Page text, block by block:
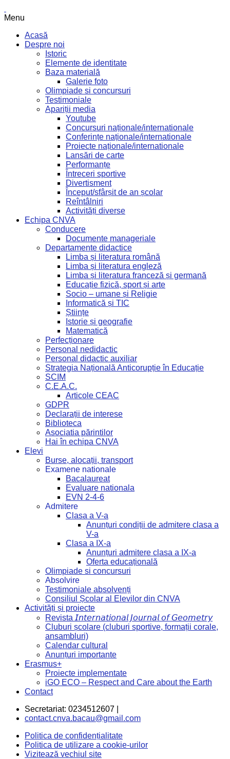
Menu
Acasă
Despre noi
Istoric
Elemente de identitate
Baza materială
Galerie foto
Olimpiade si concursuri
Testimoniale
Apariții media
Youtube
Concursuri naționale/internationale
Conferințe naționale/internationale
Proiecte naționale/internationale
Lansări de carte
Performanțe
Întreceri sportive
Divertisment
Început/sfârșit de an școlar
Reîntâlniri
Activități diverse
Echipa CNVA
Conducere
Documente manageriale
Departamente didactice
Limba și literatura română
Limba și literatura engleză
Limba și literatura franceză și germană
Educație fizică, sport și arte
Socio – umane și Religie
Informatică și TIC
Științe
Istorie și geografie
Matematică
Perfecționare
Personal nedidactic
Personal didactic auxiliar
Strategia Națională Anticorupție în Educație
SCIM
C.E.A.C.
Articole CEAC
GDPR
Declarații de interese
Biblioteca
Asociatia părintilor
Hai în echipa CNVA
Elevi
Burse, alocații, transport
Examene nationale
Bacalaureat
Evaluare nationala
EVN 2-4-6
Admitere
Clasa a V-a
Anunțuri condiții de admitere clasa a
V-a
Clasa a IX-a
Anunțuri admitere clasa a IX-a
Oferta educațională
Olimpiade si concursuri
Absolvire
Testimoniale absolvenți
Consiliul Școlar al Elevilor din CNVA
Activități și proiecte
Revista 𝘐𝘯𝘵𝘦𝘳𝘯𝘢𝘵𝘪𝘰𝘯𝘢𝘭 𝘑𝘰𝘶𝘳𝘯𝘢𝘭 𝘰𝘧 𝘎𝘦𝘰𝘮𝘦𝘵𝘳𝘺
Cluburi școlare (cluburi sportive, formații corale,
ansambluri)
Calendar cultural
Anunțuri importante
Erasmus+
Proiecte implementate
iGO ECO – Respect and Care about the Earth
Contact
Secretariat: 0234512607 |
contact.cnva.bacau@gmail.com
Politica de confidențialitate
Politica de utilizare a cookie-urilor
Vizitează vechiul site